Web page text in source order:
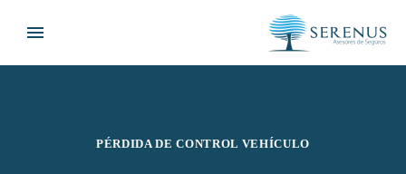
PÉRDIDA DE CONTROL VEHÍCULO